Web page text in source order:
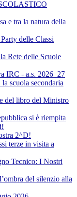
e tra la natura della
delle Classi
Rete delle Scuole
IRC - a.s. 2026_27
scuola secondaria
del libro del Ministro
si è riempita
2^D!
terze in visita a
Tecnico: I Nostri
del silenzio alla